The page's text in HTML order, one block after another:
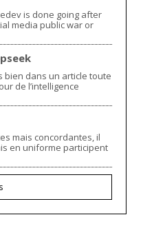
is done going after
media public war or
bien dans un article toute
de l’intelligence
mais concordantes, il
en uniforme participent